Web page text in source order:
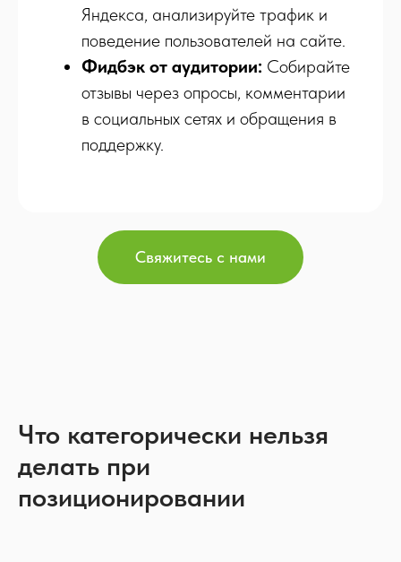
Яндекса, анализируйте трафик и
поведение пользователей на сайте.
Фидбэк от аудитории: Собирайте
отзывы через опросы, комментарии
в социальных сетях и обращения в
поддержку.
Свяжитесь с нами
Что категорически нельзя
делать при
позиционировании